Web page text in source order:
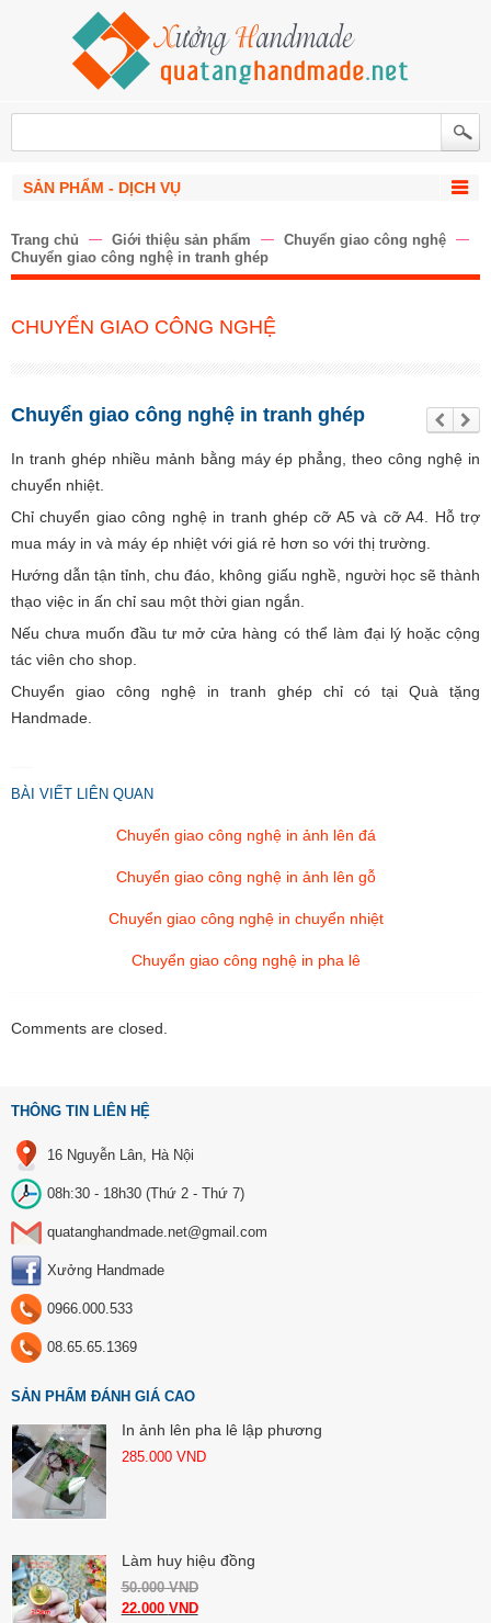
SẢN PHẨM - DỊCH VỤ
Trang chủ Giới thiệu sản phẩm
Chuyển giao công nghệ
Chuyển giao công nghệ in tranh ghép
CHUYỂN GIAO CÔNG NGHỆ
Chuyển giao công nghệ in tranh ghép
Trư
ớc
Tiế
p
the
o
In tranh ghép nhiều mảnh bằng máy ép phẳng, theo công nghệ in
chuyển nhiệt.
Chỉ chuyển giao công nghệ in tranh ghép cỡ A5 và cỡ A4. Hỗ trợ
mua máy in và máy ép nhiệt với giá rẻ hơn so với thị trường.
Hướng dẫn tận tỉnh, chu đáo, không giấu nghề, người học sẽ thành
thạo việc in ấn chỉ sau một thời gian ngắn.
Nếu chưa muốn đầu tư mở cửa hàng có thể làm đại lý hoặc cộng
tác viên cho shop.
Chuyển giao công nghệ in tranh ghép chỉ có tại Quà tặng
Handmade.
BÀI VIẾT LIÊN QUAN
Chuyển giao công nghệ in ảnh lên đá
Chuyển giao công nghệ in ảnh lên gỗ
Chuyển giao công nghệ in chuyển nhiệt
Chuyển giao công nghệ in pha lê
Comments are closed.
THÔNG TIN LIÊN HỆ
16 Nguyễn Lân, Hà Nội
08h:30 - 18h30 (Thứ 2 - Thứ 7)
quatanghandmade.net@gmail.com
Xưởng Handmade
0966.000.533
08.65.65.1369
SẢN PHẨM ĐÁNH GIÁ CAO
In ảnh lên pha lê lập phương
285.000 VND
Làm huy hiệu đồng
50.000VND
22.000 VND